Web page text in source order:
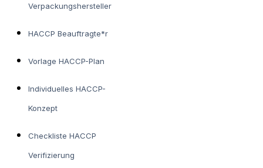
Verpackungshersteller
HACCP Beauftragte*r
Vorlage HACCP-Plan
Individuelles HACCP-
Konzept
Checkliste HACCP
Verifizierung